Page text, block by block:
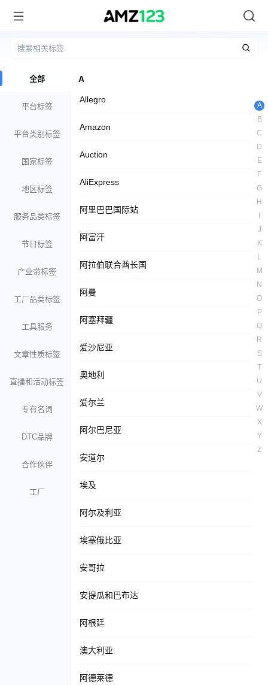
全部
平台标签
平台类别标签
国家标签
地区标签
服务品类标签
节日标签
产业带标签
工厂品类标签
工具服务
文章性质标签
直播和活动标签
专有名词
DTC品牌
合作伙伴
工厂
A
Allegro
Amazon
Auction
AliExpress
阿里巴巴国际站
阿富汗
阿拉伯联合酋长国
阿曼
阿塞拜疆
爱沙尼亚
奥地利
爱尔兰
阿尔巴尼亚
安道尔
埃及
阿尔及利亚
埃塞俄比亚
安哥拉
安提瓜和巴布达
阿根廷
澳大利亚
阿德莱德
A
B
C
D
E
F
G
H
J
K
L
M
N
O
P
Q
R
S
T
U
V
W
X
Y
Z